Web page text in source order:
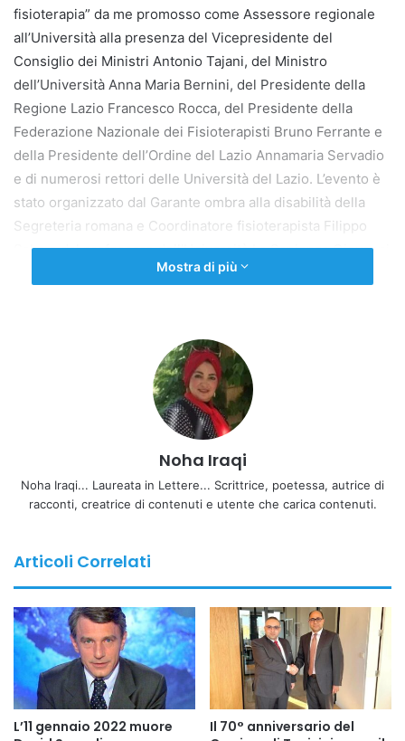
fisioterapia” da me promosso come Assessore regionale
all’Università alla presenza del Vicepresidente del
Consiglio dei Ministri Antonio Tajani, del Ministro
dell’Università Anna Maria Bernini, del Presidente della
Regione Lazio Francesco Rocca, del Presidente della
Federazione Nazionale dei Fisioterapisti Bruno Ferrante e
della Presidente dell’Ordine del Lazio Annamaria Servadio
e di numerosi rettori delle Università del Lazio. L’evento è
stato organizzato dal Garante ombra alla disabilità della
Segreteria romana e Coordinatore fisioterapista Filippo
Saba e dal professore dell’Università La Sapienza Giovanni
Galeoto. Dai contributi è emersa una visione condivisa:
sostenere la ricerca e accompagnare l’evoluzione della
professione, rendendola sempre più centrale nei percorsi
di cura e riabilitazione del Servizio sanitario nazionale
Mostra di più
Noha Iraqi
Noha Iraqi... Laureata in Lettere... Scrittrice, poetessa, autrice di
racconti, creatrice di contenuti e utente che carica contenuti.
Articoli Correlati
L’11 gennaio 2022 muore
Il 70° anniversario del